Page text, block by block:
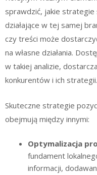
sprawdzić, jakie strategie
działające w tej samej
czy treści może
na własne działania.
w takiej analizie,
konkurentów i ich strategii.
Skuteczne strategie
obejmują między innymi:
Optymalizacja
fundament
informacji,